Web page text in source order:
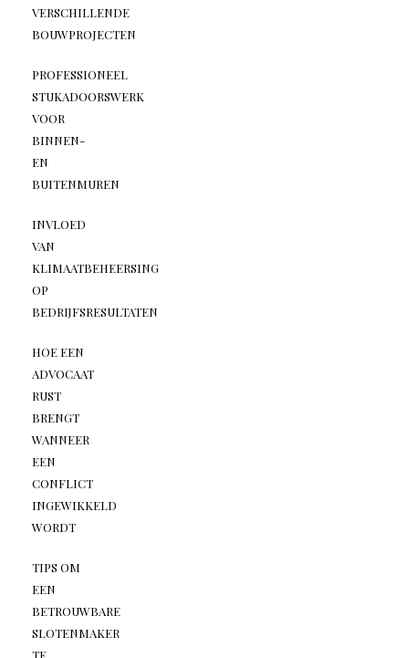
VERSCHILLENDE
BOUWPROJECTEN
PROFESSIONEEL
STUKADOORSWERK
VOOR
BINNEN-
EN
BUITENMUREN
INVLOED
VAN
KLIMAATBEHEERSING
OP
BEDRIJFSRESULTATEN
HOE EEN
ADVOCAAT
RUST
BRENGT
WANNEER
EEN
CONFLICT
INGEWIKKELD
WORDT
TIPS OM
EEN
BETROUWBARE
SLOTENMAKER